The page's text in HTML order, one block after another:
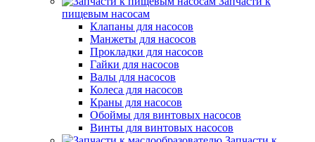
пищевым насосам
Клапаны для насосов
Манжеты для насосов
Прокладки для насосов
Гайки для насосов
Валы для насосов
Колеса для насосов
Краны для насосов
Обоймы для винтовых насосов
Винты для винтовых насосов